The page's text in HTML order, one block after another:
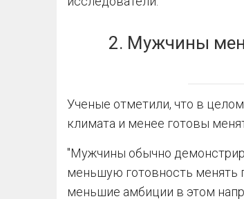
2. Мужчины
Ученые отметили, что в
климата и менее готовы
"Мужчины обычно
меньшую готовность менять
меньшие амбиции в этом